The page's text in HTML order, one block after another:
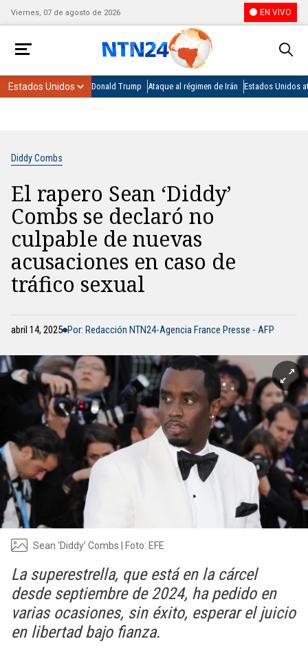
Viernes, 07 de agosto de 2026 EN VIVO
Donald Trump Ataque al régimen de Irán Estados Unidos
Diddy Combs
El rapero Sean ‘Diddy’
Combs se declaró no
culpable de nuevas
acusaciones en caso de
tráfico sexual
abril 14, 2025 Por: Redacción NTN24-Agencia France Presse - AFP
Sean ‘Diddy’ Combs | Foto: EFE
La superestrella, que está en la cárcel
desde septiembre de 2024, ha pedido en
varias ocasiones, sin éxito, esperar el juicio
en libertad bajo fianza.